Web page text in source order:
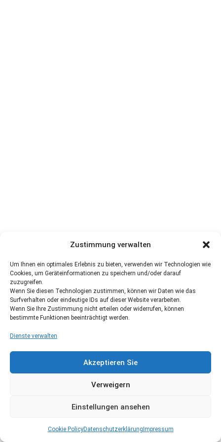
Zustimmung verwalten
Um Ihnen ein optimales Erlebnis zu bieten, verwenden wir Technologien wie
Cookies, um Geräteinformationen zu speichern und/oder darauf
zuzugreifen.
Wenn Sie diesen Technologien zustimmen, können wir Daten wie das
Surfverhalten oder eindeutige IDs auf dieser Website verarbeiten.
Wenn Sie Ihre Zustimmung nicht erteilen oder widerrufen, können
bestimmte Funktionen beeinträchtigt werden.
Dienste verwalten
Akzeptieren Sie
Verweigern
Einstellungen ansehen
Cookie PolicyDatenschutzerklärung Impressum